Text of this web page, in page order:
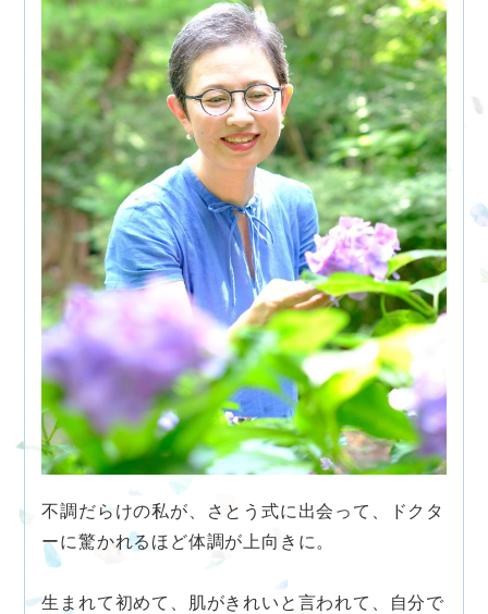
不調だらけの私が、さとう式に出会って、ドクタ
ーに驚かれるほど体調が上向きに。
生まれて初めて、肌がきれいと言われて、自分で